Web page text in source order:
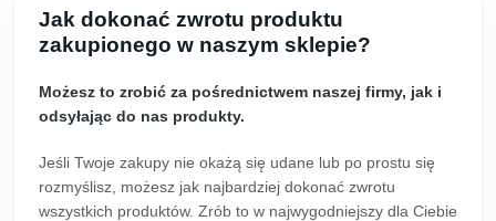
Jak dokonać zwrotu produktu
zakupionego w naszym sklepie?
Możesz to zrobić za pośrednictwem naszej firmy, jak i
odsyłając do nas produkty.
Jeśli Twoje zakupy nie okażą się udane lub po prostu się
rozmyślisz, możesz jak najbardziej dokonać zwrotu
wszystkich produktów. Zrób to w najwygodniejszy dla Ciebie